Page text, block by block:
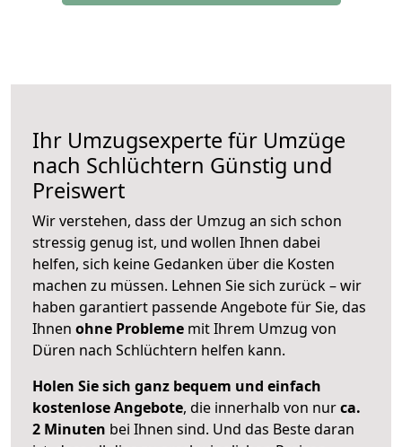
Ihr Umzugsexperte für Umzüge
nach Schlüchtern Günstig und
Preiswert
Wir verstehen, dass der Umzug an sich schon
stressig genug ist, und wollen Ihnen dabei
helfen, sich keine Gedanken über die Kosten
machen zu müssen. Lehnen Sie sich zurück – wir
haben garantiert passende Angebote für Sie, das
Ihnen ohne Probleme mit Ihrem Umzug von
Düren nach Schlüchtern helfen kann.
Holen Sie sich ganz bequem und einfach
kostenlose Angebote, die innerhalb von nurca.
2 Minuten bei Ihnen sind. Und das Beste daran